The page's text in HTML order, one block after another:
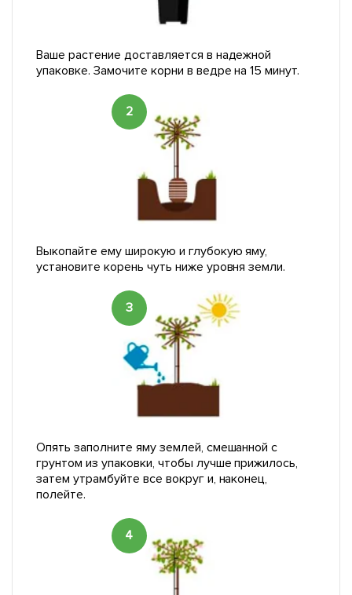
Ваше растение доставляется в надежной
упаковке. Замочите корни в ведре на 15 минут.
2
Выкопайте ему широкую и глубокую яму,
установите корень чуть ниже уровня земли.
3
Опять заполните яму землей, смешанной с
грунтом из упаковки, чтобы лучше прижилось,
затем утрамбуйте все вокруг и, наконец,
полейте.
4